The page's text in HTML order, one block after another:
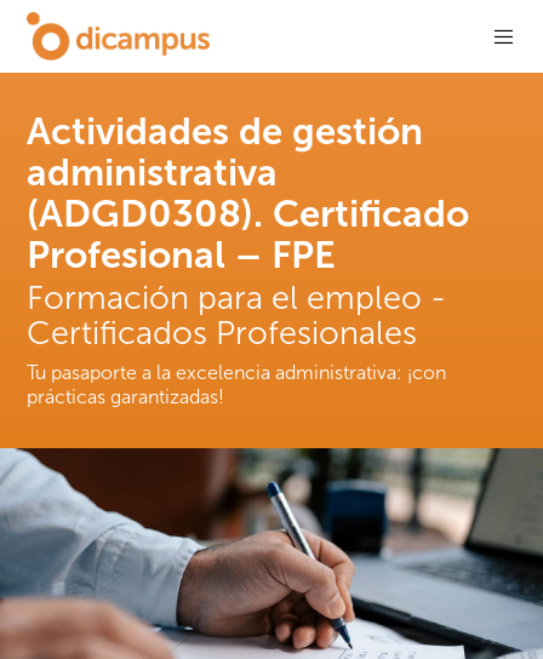
Actividades de gestión
administrativa
(ADGD0308). Certificado
Profesional – FPE
Formación para el empleo -
Certificados Profesionales
Tu pasaporte a la excelencia administrativa: ¡con
prácticas garantizadas!